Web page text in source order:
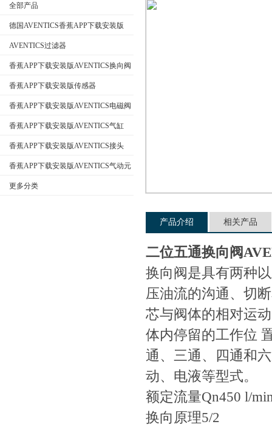
全部产品
德国AVENTICS香蕉APP下载安装版
AVENTICS过滤器
香蕉APP下载安装版AVENTICS换向阀
香蕉APP下载安装版传感器
香蕉APP下载安装版AVENTICS电磁阀
香蕉APP下载安装版AVENTICS气缸
香蕉APP下载安装版AVENTICS接头
香蕉APP下载安装版AVENTICS气动元
更多分类
产品介绍 相关产品
二位五通换向阀
换向阀是具有两种以
压油流的沟通、切
芯与阀体的相对运动
体内停留的工作位
通、三通、四
动、电液等型式。
额定流量Qn450 l/
换向原理5/2